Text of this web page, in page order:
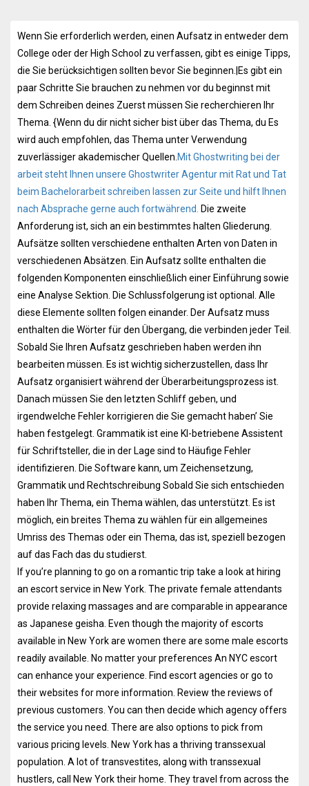
Wenn Sie erforderlich werden, einen Aufsatz in entweder dem
College oder der High School zu verfassen, gibt es einige Tipps,
die Sie berücksichtigen sollten bevor Sie beginnen.|Es gibt ein
paar Schritte Sie brauchen zu nehmen vor du beginnst mit
dem Schreiben deines Zuerst müssen Sie recherchieren Ihr
Thema. {Wenn du dir nicht sicher bist über das Thema, du Es
wird auch empfohlen, das Thema unter Verwendung
zuverlässiger akademischer Quellen. Mit Ghostwriting bei der
arbeit steht Ihnen unsere Ghostwriter Agentur mit Rat und Tat
beim Bachelorarbeit schreiben lassen zur Seite und hilft Ihnen
nach Absprache gerne auch fortwährend.
Die zweite
Anforderung ist, sich an ein bestimmtes halten Gliederung.
Aufsätze sollten verschiedene enthalten Arten von Daten in
verschiedenen Absätzen. Ein Aufsatz sollte enthalten die
folgenden Komponenten einschließlich einer Einführung sowie
eine Analyse Sektion. Die Schlussfolgerung ist optional. Alle
diese Elemente sollten folgen einander. Der Aufsatz muss
enthalten die Wörter für den Übergang, die verbinden jeder Teil.
Sobald Sie Ihren Aufsatz geschrieben haben werden ihn
bearbeiten müssen. Es ist wichtig sicherzustellen, dass Ihr
Aufsatz organisiert während der Überarbeitungsprozess ist.
Danach müssen Sie den letzten Schliff geben, und
irgendwelche Fehler korrigieren die Sie gemacht haben’ Sie
haben festgelegt. Grammatik ist eine KI-betriebene Assistent
für Schriftsteller, die in der Lage sind to Häufige Fehler
identifizieren. Die Software kann, um Zeichensetzung,
Grammatik und Rechtschreibung Sobald Sie sich entschieden
haben Ihr Thema, ein Thema wählen, das unterstützt. Es ist
möglich, ein breites Thema zu wählen für ein allgemeines
Umriss des Themas oder ein Thema, das ist, speziell bezogen
auf das Fach das du studierst.
If you’re planning to go on a romantic trip take a look at hiring
an escort service in New York. The private female attendants
provide relaxing massages and are comparable in appearance
as Japanese geisha. Even though the majority of escorts
available in New York are women there are some male escorts
readily available. No matter your preferences An NYC escort
can enhance your experience. Find escort agencies or go to
their websites for more information. Review the reviews of
previous customers. You can then decide which agency offers
the service you need. There are also options to pick from
various pricing levels. New York has a thriving transsexual
population. A lot of transvestites, along with transsexual
hustlers, call New York their home. They travel from across the